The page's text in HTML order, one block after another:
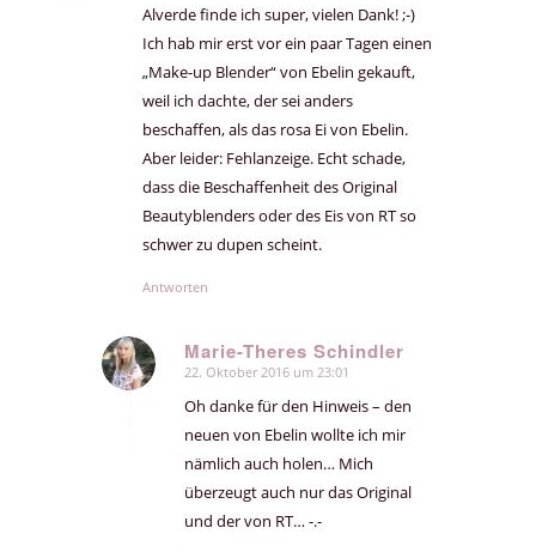
Alverde finde ich super, vielen Dank! ;-)
Ich hab mir erst vor ein paar Tagen einen
„Make-up Blender“ von Ebelin gekauft,
weil ich dachte, der sei anders
beschaffen, als das rosa Ei von Ebelin.
Aber leider: Fehlanzeige. Echt schade,
dass die Beschaffenheit des Original
Beautyblenders oder des Eis von RT so
schwer zu dupen scheint.
Antworten
Marie-Theres Schindler
sagte:
22. Oktober 2016 um 23:01
Oh danke für den Hinweis – den
neuen von Ebelin wollte ich mir
nämlich auch holen… Mich
überzeugt auch nur das Original
und der von RT… -.-